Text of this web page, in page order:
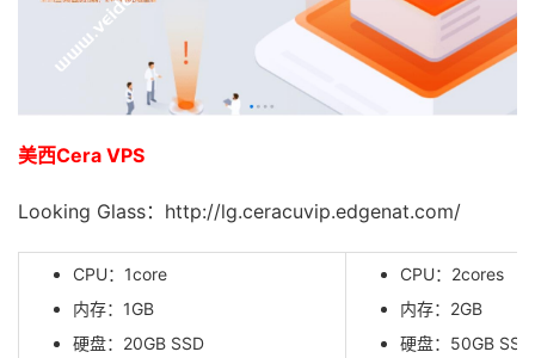
美西Cera VPS
Looking Glass：http://lg.ceracuvip.edgenat.com/
CPU：1core
内存：1GB
硬盘：20GB SSD
CPU：2cores
内存：2GB
硬盘：50GB SSD